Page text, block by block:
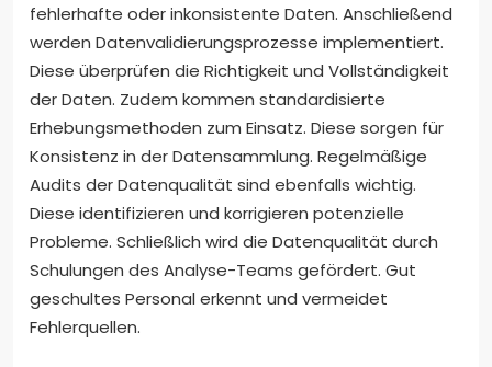
fehlerhafte oder inkonsistente Daten. Anschließend
werden Datenvalidierungsprozesse implementiert.
Diese überprüfen die Richtigkeit und Vollständigkeit
der Daten. Zudem kommen standardisierte
Erhebungsmethoden zum Einsatz. Diese sorgen für
Konsistenz in der Datensammlung. Regelmäßige
Audits der Datenqualität sind ebenfalls wichtig.
Diese identifizieren und korrigieren potenzielle
Probleme. Schließlich wird die Datenqualität durch
Schulungen des Analyse-Teams gefördert. Gut
geschultes Personal erkennt und vermeidet
Fehlerquellen.